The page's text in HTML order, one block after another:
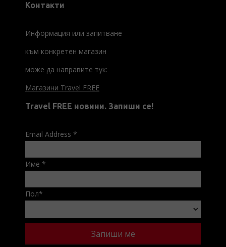
Контакти
Информация или запитване
към конкретен магазин
може да направите тук:
Магазини Travel FREE
Travel FREE новини. Запиши се!
Email Address *
Име *
Пол*